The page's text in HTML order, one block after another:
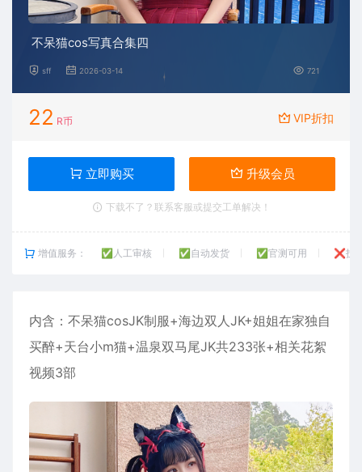
不呆猫cos写真合集四
sff 2026-03-14 721
22 R币 VIP折扣
立即购买 升级会员
下载不了？联系客服或提交工单解决！
增值服务： ✅人工审核 ✅自动发货 ✅官测可用 ❌技
内含： 不呆猫cosJK制服+海边双人JK+姐姐在家独自
买醉+天台小m猫+温泉双马尾JK共233张+相关花絮
视频3部